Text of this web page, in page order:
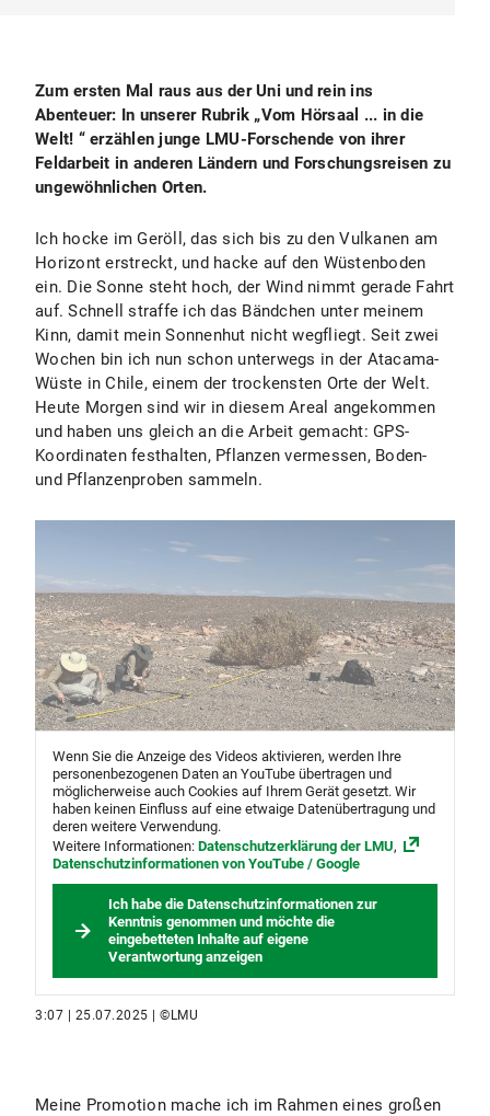
Zum ersten Mal raus aus der Uni und rein ins
Abenteuer: In unserer Rubrik „Vom Hörsaal ... in die
Welt! “ erzählen junge LMU-Forschende von ihrer
Feldarbeit in anderen Ländern und Forschungsreisen zu
ungewöhnlichen Orten.
Ich hocke im Geröll, das sich bis zu den Vulkanen am
Horizont erstreckt, und hacke auf den Wüstenboden
ein. Die Sonne steht hoch, der Wind nimmt gerade Fahrt
auf. Schnell straffe ich das Bändchen unter meinem
Kinn, damit mein Sonnenhut nicht wegfliegt. Seit zwei
Wochen bin ich nun schon unterwegs in der Atacama-
Wüste in Chile, einem der trockensten Orte der Welt.
Heute Morgen sind wir in diesem Areal angekommen
und haben uns gleich an die Arbeit gemacht: GPS-
Koordinaten festhalten, Pflanzen vermessen, Boden-
und Pflanzenproben sammeln.
Wenn Sie die Anzeige des Videos aktivieren, werden Ihre
personenbezogenen Daten an YouTube übertragen und
möglicherweise auch Cookies auf Ihrem Gerät gesetzt. Wir
haben keinen Einfluss auf eine etwaige Datenübertragung und
deren weitere Verwendung.
Weitere Informationen: Datenschutzerklärung der LMU,
Datenschutzinformationen von YouTube / Google
Ich habe die Datenschutzinformationen zur
Kenntnis genommen und möchte die
eingebetteten Inhalte auf eigene
Verantwortung anzeigen
3:07 | 25.07.2025 | ©LMU
Meine Promotion mache ich im Rahmen eines großen